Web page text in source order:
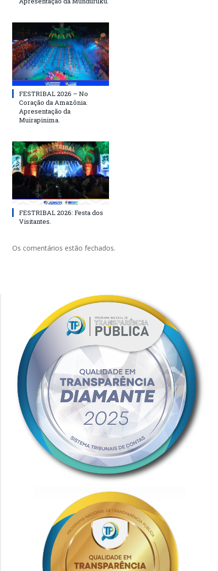
FESTRIBAL 2026 – No
Coração da Amazônia.
Apresentação da
Muirapinima.
FESTRIBAL 2026: Festa dos
Visitantes.
Os comentários estão fechados.